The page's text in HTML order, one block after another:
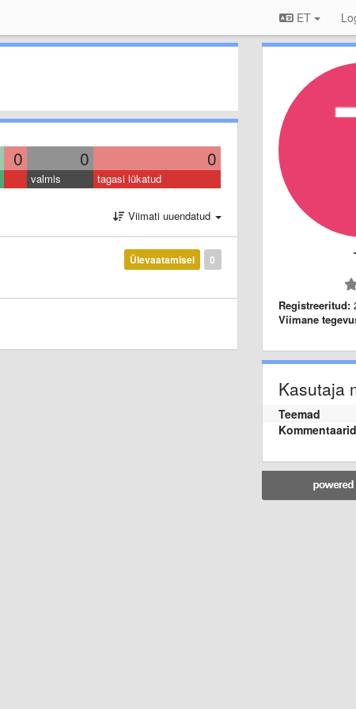
ET
0 0 0
valmis tagasi lükatud
Viimati uuendatud
0
Ülevaatamisel
Registreeritud:
Viimane
Kasutaja
Teemad
Kommentaarid